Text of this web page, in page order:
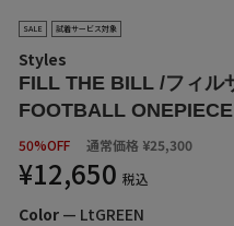
SALE 試着サービス対象
Styles
FILL THE BILL /フィル
FOOTBALL
50%OFF 通常価格 ¥25,300SALE
¥12,650 税込
Color — LtGREEN